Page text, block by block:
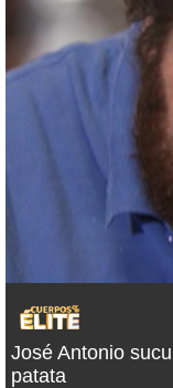
José Antonio
patata